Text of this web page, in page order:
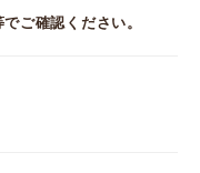
ご確認ください。